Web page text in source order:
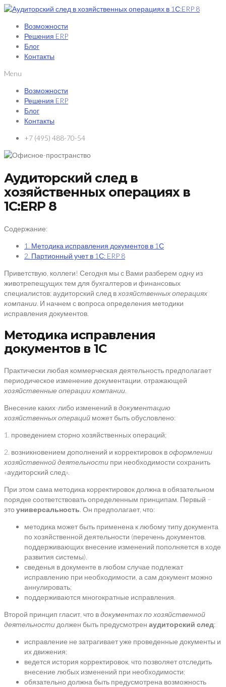
Возможности
Решения ERP
Блог
Контакты
Menu
Возможности
Решения ERP
Блог
Контакты
+7 (495) 488-70-54
Аудиторский след в
хозяйственных операциях в
1С:ERP 8
Содержание:
1. Методика исправления документов в 1С
2. Партионный учет в 1С: ERP 8
Приветствую, коллеги! Сегодня мы с Вами разберем одну из
животрепещущих тем для бухгалтеров и финансовых
специалистов: аудиторский след вхозяйственных операциях
компании. И начнем с вопроса определения методики
исправления документов.
Методика исправления
документов в 1С
Практически любая коммерческая деятельность предполагает
периодическое изменение документации, отражающей
хозяйственные операции компании.
Внесение каких-либо изменений вдокументацию
хозяйственных операций может быть обусловлено:
1. проведением сторно хозяйственных операций;
2. возникновением дополнений и корректировок воформлении
хозяйственной деятельности при необходимости сохранить
«аудиторский след».
При этом сама методика корректировок должна в обязательном
порядке соответствовать определенным принципам. Первый –
это универсальность. Он предполагает, что:
методика может быть применена к любому типу документа
по хозяйственной деятельности (перечень документов,
поддерживающих внесение изменений пополняется в ходе
развития системы).
сведенья в документе в любом случае подлежат
исправлению при необходимости, а сам документ можно
аннулировать;
поддерживаются многократные исправления.
Второй принцип гласит, что вдокументах по хозяйственной
деятельности должен быть предусмотрен аудиторский след:
исправление не затрагивает уже проведенные документы и
их движения;
ведется история корректировок, что позволяет отследить
внесение любых изменений при необходимости;
обязательно должна быть предусмотрена возможность